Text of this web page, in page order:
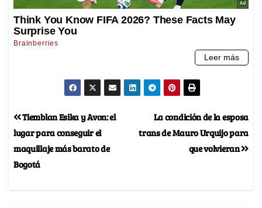
La condición de la esposa
trans de Mauro Urquijo para
que volvieran
Tiemblan Esika y Avon: el
lugar para conseguir el
maquillaje más barato de
Bogotá